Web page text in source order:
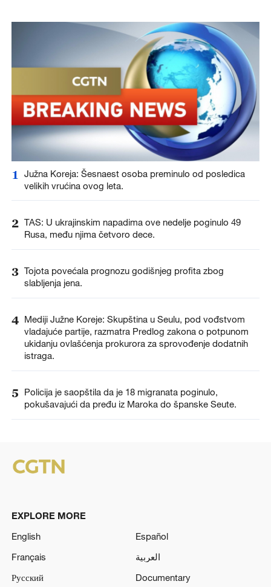
1
Južna Koreja: Šesnaest osoba preminulo od posledica
velikih vrućina ovog leta.
2 TAS: U ukrajinskim napadima ove nedelje poginulo 49
Rusa, među njima četvoro dece.
3 Tojota povećala prognozu godišnjeg profita zbog
slabljenja jena.
4 Mediji Južne Koreje: Skupština u Seulu, pod vođstvom
vladajuće partije, razmatra Predlog zakona o potpunom
ukidanju ovlašćenja prokurora za sprovođenje dodatnih
istraga.
5
Policija je saopštila da je 18 migranata poginulo,
pokušavajući da pređu iz Maroka do španske Seute.
EXPLORE MORE
English
Español
Français
العربية
Русский
Documentary